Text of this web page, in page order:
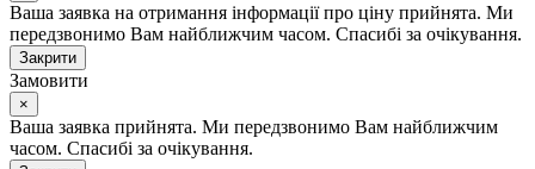
Ваша заявка на отримання інформації про ціну прийнята. Ми
передзвонимо Вам найближчим часом. Спасибі за очікування.
Закрити
Замовити
×
Ваша заявка прийнята. Ми передзвонимо Вам найближчим
часом. Спасибі за очікування.